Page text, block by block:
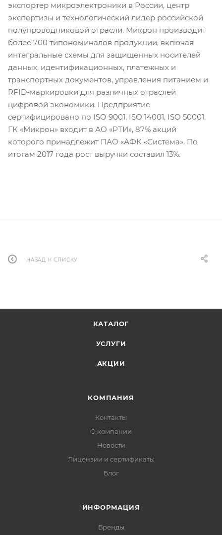
экспортер микроэлектроники в России, центр
экспертизы и технологический лидер российской
полупроводниковой отрасли. Микрон производит
более 700 типономиналов продукции, включая
интегральные схемы для защищенных носителей
данных, идентификационных, платежных и
транспортных документов, управления питанием и
RFID-маркировки для различных отраслей
цифровой экономики. Предприятие
сертифицировано по ISO 9001, ISO 14001, ISO 50001.
ГК «Микрон» входит в АО «РТИ», 87% акций
которого принадлежит ПАО «АФК «Система». По
итогам 2017 года рост выручки составил 13%.
НАЗАД К СПИСКУ
КАТАЛОГ
УСЛУГИ
АКЦИИ
КОМПАНИЯ
Контакты
О компании
Новости
Лицензии и сертификаты
Блог
ИНФОРМАЦИЯ
Бренды